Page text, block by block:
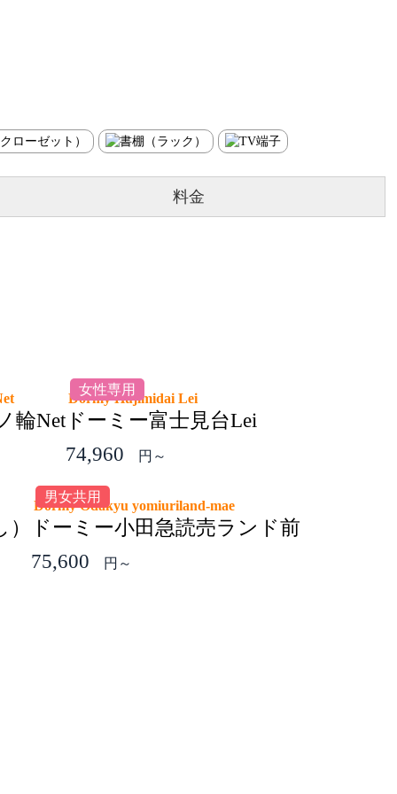
料金
輪Net
女性専用
Dormy Hujimidai Lei
ドーミー富士見台Lei
74,960
円～
男女共用
Dormy Odakyu yomiuriland-mae
ドーミー小田急読売ランド前
75,600
円～